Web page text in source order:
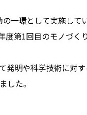
一環として実施して
度第1回目のモノづく
明や科学技術に対
した。